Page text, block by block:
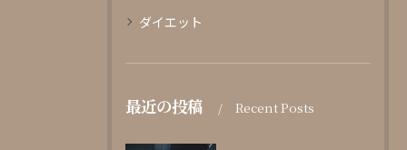
ダイエット
最近の投稿 Recent Posts